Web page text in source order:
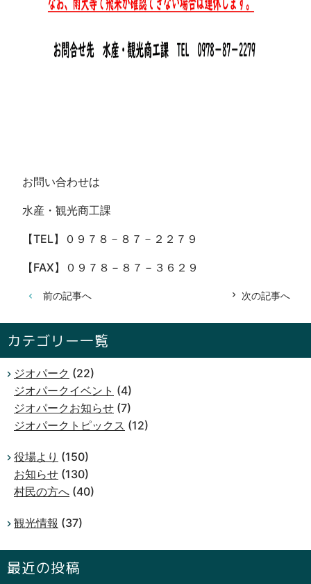
お問い合わせは
水産・観光商工課
【TEL】０９７８－８７－２２７９
【FAX】０９７８－８７－３６２９
前の記事へ 次の記事へ
カテゴリー一覧
ジオパーク (22)
ジオパークイベント (4)
ジオパークお知らせ (7)
ジオパークトピックス (12)
役場より (150)
お知らせ (130)
村民の方へ (40)
観光情報 (37)
最近の投稿